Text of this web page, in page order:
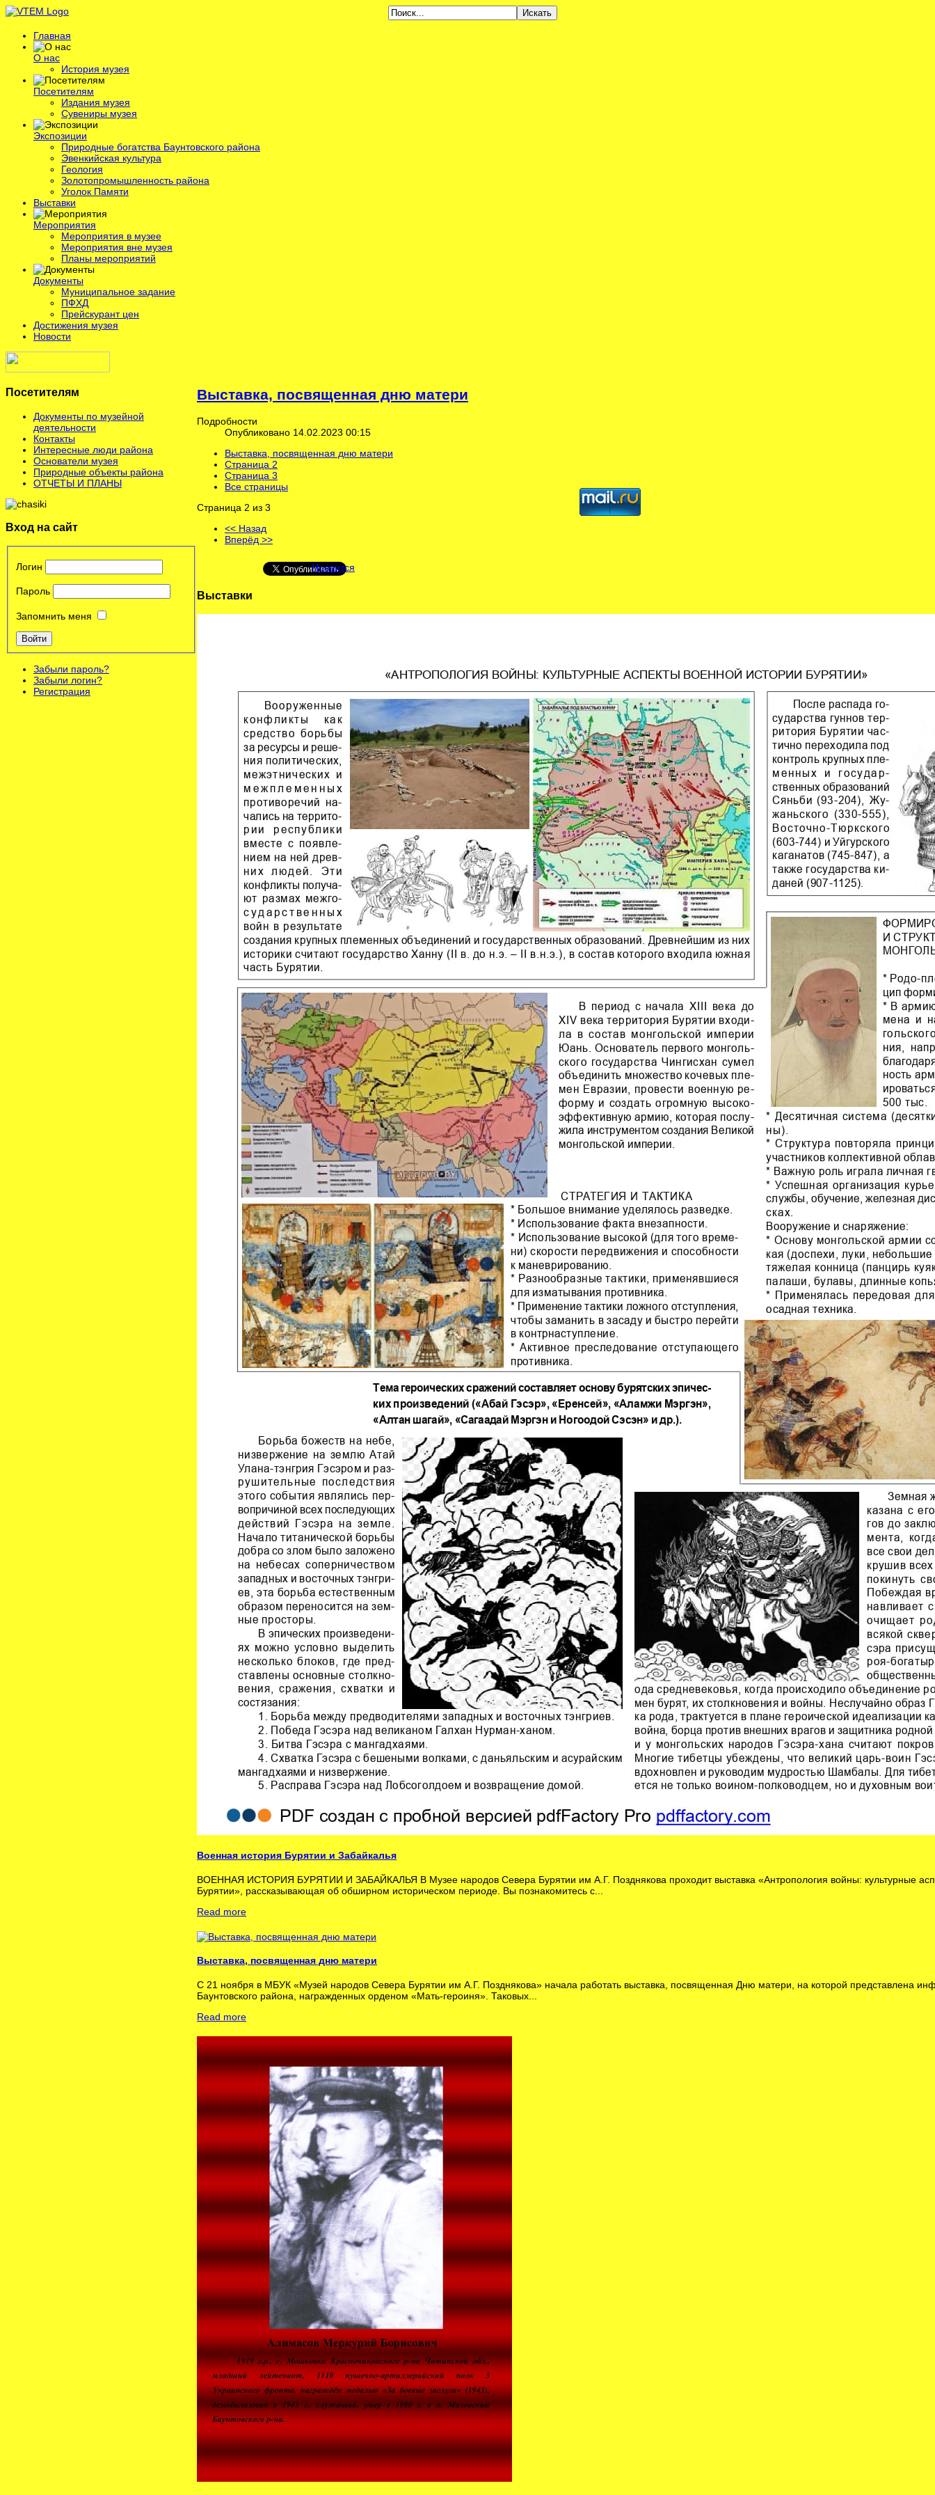
Главная
О нас
История музея
Посетителям
Издания музея
Сувениры музея
Экспозиции
Природные богатства Баунтовского района
Эвенкийская культура
Геология
Золотопромышленность района
Уголок Памяти
Выставки
Мероприятия
Мероприятия в музее
Мероприятия вне музея
Планы мероприятий
Документы
Муниципальное задание
ПФХД
Прейскурант цен
Достижения музея
Новости
Посетителям
Документы по музейной
деятельности
Контакты
Интересные люди района
Основатели музея
Природные объекты района
ОТЧЕТЫ И ПЛАНЫ
Вход на сайт
Логин
Пароль
Запомнить меня
Войти
Забыли пароль?
Забыли логин?
Регистрация
Выставка, посвященная дню матери
Подробности
Опубликовано 14.02.2023 00:15
Выставка, посвященная дню матери
Страница 2
Страница 3
Все страницы
Страница 2 из 3
<< Назад
Вперёд >>
Нравится
Выставки
Военная история Бурятии и Забайкалья
ВОЕННАЯ ИСТОРИЯ БУРЯТИИ И ЗАБАЙКАЛЬЯ В Музее народов Cевера Бурятии им А.Г. Позднякова проходит выставка «Антропология войны: культурные
Бурятии», рассказывающая об обширном историческом периоде. Вы познакомитесь с...
Read more
Выставка, посвященная дню матери
С 21 ноября в МБУК «Музей народов Севера Бурятии им А.Г. Позднякова» начала работать выставка, посвященная Дню матери, на которой представлена
Баунтовского района, награжденных орденом «Мать-героиня». Таковых...
Read more